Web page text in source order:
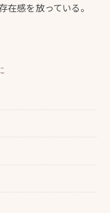
在感を放っている。